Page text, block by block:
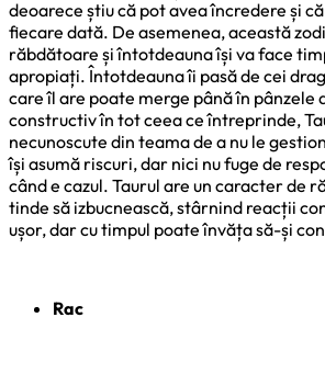
deoarece știu că pot avea încredere și
fiecare dată. De asemenea, această
răbdătoare și întotdeauna își va face
apropiați. Întotdeauna îi pasă de cei
care îl are poate merge până în pânzele
constructiv în tot ceea ce întreprinde,
necunoscute din teama de a nu le
își asumă riscuri, dar nici nu fuge de
când e cazul. Taurul are un caracter de
tinde să izbucnească, stârnind reacții
ușor, dar cu timpul poate învăța să-și
Rac